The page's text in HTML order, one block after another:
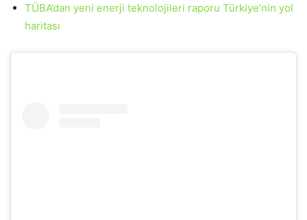
TÜBA’dan yeni enerji teknolojileri raporu Türkiye’nin yol
haritası